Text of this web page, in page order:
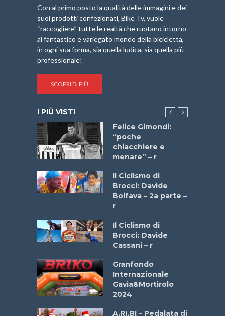
Con al primo posto la qualità delle immagini e dei
suoi prodotti confezionati, Bike Tv, vuole
“raccogliere” tutte le realtà che ruotano intorno
al fantastico e variegato mondo della bicicletta,
in ogni sua forma, sia quella ludica, sia quella più
professionale!
SCOPRI DI PIÙ
I PIÙ VISTI
Felice Gimondi:
“poche
chiacchiere e
menare” – r
Il Ciclismo di
Brocci: Davide
Boifava – 2a parte –
r
Il Ciclismo di
Brocci: Davide
Cassani – r
Granfondo
Internazionale
Gavia&Mortirolo
2024
A.RI.BI – Pedalata di